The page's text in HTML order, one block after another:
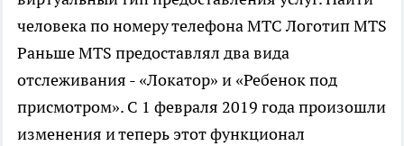
человека по номеру телефона МТС Логотип MTS
Раньше MTS предоставлял два вида
отслеживания - «Локатор» и «Ребенок под
присмотром». С 1 февраля 2019 года произошли
изменения и теперь этот функционал